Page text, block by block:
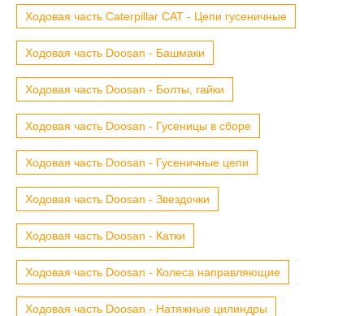
Ходовая часть Caterpillar CAT - Цепи гусеничные
Ходовая часть Doosan - Башмаки
Ходовая часть Doosan - Болты, гайки
Ходовая часть Doosan - Гусеницы в сборе
Ходовая часть Doosan - Гусеничные цепи
Ходовая часть Doosan - Звездочки
Ходовая часть Doosan - Катки
Ходовая часть Doosan - Колеса направляющие
Ходовая часть Doosan - Натяжные цилиндры